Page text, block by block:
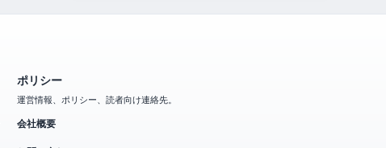
ポリシー
運営情報、ポリシー、読者向け連絡先。
会社概要